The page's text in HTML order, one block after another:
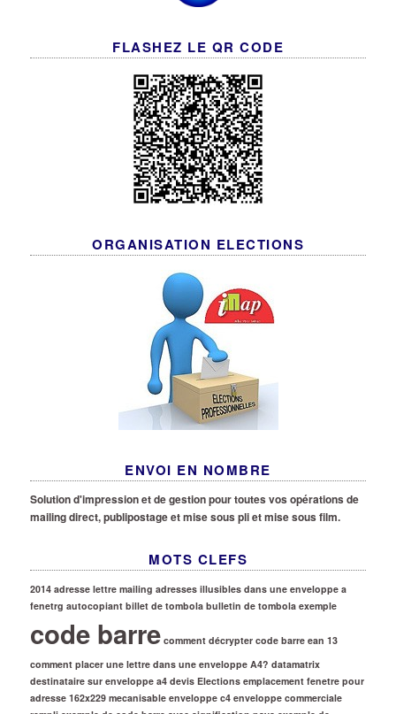
FLASHEZ LE QR CODE
ORGANISATION ELECTIONS
ENVOI EN NOMBRE
Solution d'impression et de gestion pour toutes vos opérations de
mailing direct, publipostage et mise sous pli et mise sous film.
MOTS CLEFS
2014 adresse lettre mailing adresses illusibles dans une enveloppe a
fenetrg autocopiant billet de tombola bulletin de tombola exemple
code barre comment décrypter code barre ean 13
comment placer une lettre dans une enveloppe A4? datamatrix
destinataire sur enveloppe a4 devis Elections emplacement fenetre pour
adresse 162x229 mecanisable enveloppe c4 enveloppe commerciale